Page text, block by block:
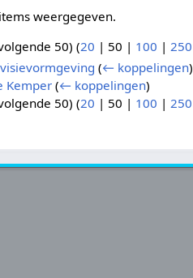
weergegeven.
50) (20 | 50 | 100 | 250
(← koppelingen)
Kemper (← koppelingen)
50) (20 | 50 | 100 |250